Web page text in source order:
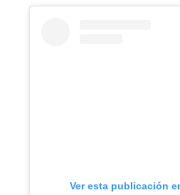
Ver esta publicación